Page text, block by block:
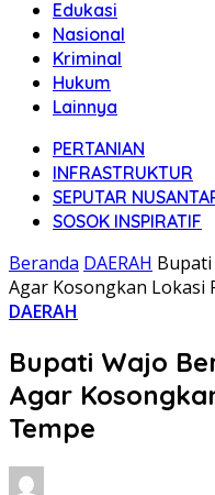
Edukasi
Nasional
Kriminal
Hukum
Lainnya
PERTANIAN
INFRASTRUKTUR
SEPUTAR
SOSOK INSPIRATIF
Beranda DAERAH
Agar Kosongkan Lokasi
DAERAH
Bupati Wajo
Agar
Tempe